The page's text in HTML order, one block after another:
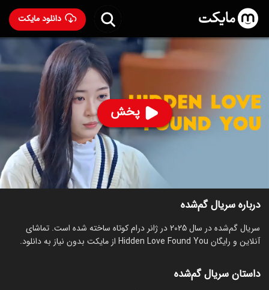
دانلود مایکت
پخش ساخت چین سال 2025
رده سنی ۱۳+
قسمت‌ها سریال‌های مشابه
درباره سریال گم‌شده
سریال گم‌شده در سال 2025 در ژانر درام کوتاه ساخته شده است. تماشای
آنلاین و رایگان Hidden Love Found You از مایکت بدون نیاز به دانلود.
داستان سریال گم‌شده